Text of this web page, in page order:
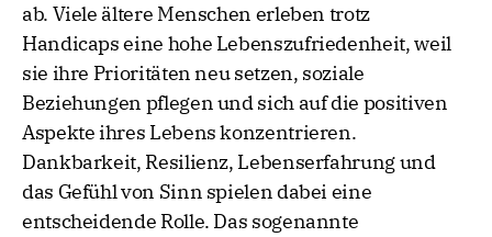
ab. Viele ältere Menschen erleben trotz
Handicaps eine hohe Lebenszufriedenheit, weil
sie ihre Prioritäten neu setzen, soziale
Beziehungen pflegen und sich auf die positiven
Aspekte ihres Lebens konzentrieren.
Dankbarkeit, Resilienz, Lebenserfahrung und
das Gefühl von Sinn spielen dabei eine
entscheidende Rolle. Das sogenannte